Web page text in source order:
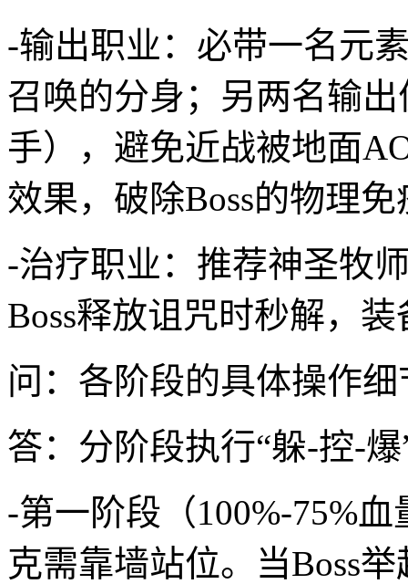
-输出职业：必带一名元
召唤的分身；另两名输
手），避免近战被地面
效果，破除Boss的物理
-治疗职业：推荐神圣牧
Boss释放诅咒时秒解，
问：各阶段的具体操作
答：分阶段执行“躲-控-
-第一阶段（100%-75%
克需靠墙站位。当Boss